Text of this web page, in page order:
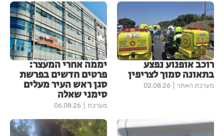
רוכב אופנוע נפצע
בתאונה סמוך לצריפין
מערכת האתר 02.08.26
יממה אחרי המעצר:
פרטים חדשים בפרשת
סגן ראש העיר מעלים
סימני שאלה
מערכת 06.08.26